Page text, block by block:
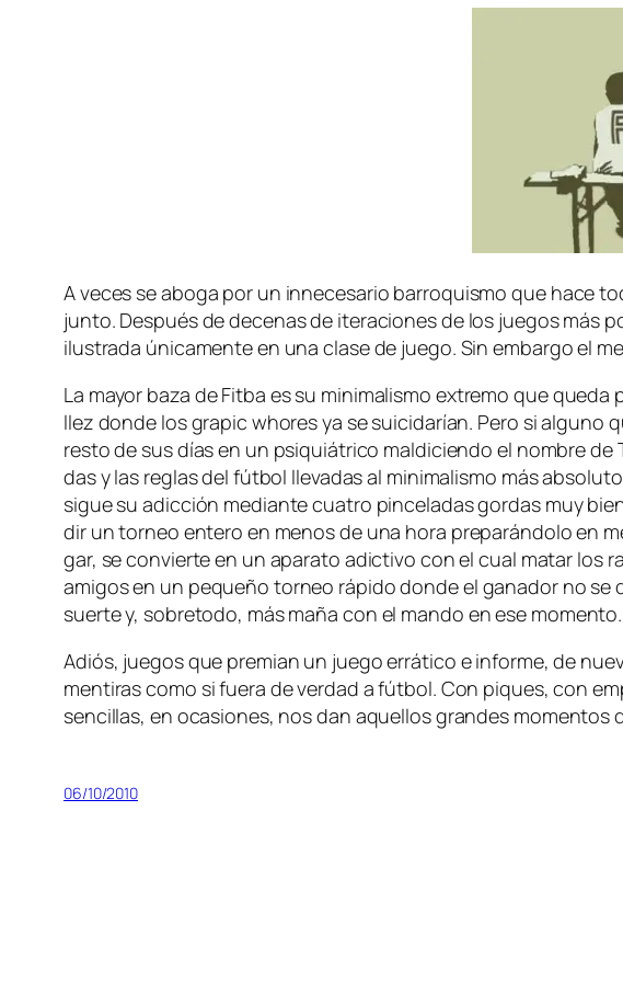
A ve­ces se abo­ga por un in­ne­ce­sa­rio ba­rro­quis­mo que ha­ce
jun­to. Después de de­ce­nas de ite­ra­cio­nes de los jue­gos más
ilus­tra­da úni­ca­men­te en una cla­se de jue­go. Sin em­bar­go el
La ma­yor ba­za de Fitba es su mi­ni­ma­lis­mo ex­tre­mo que
llez don­de los gra­pic who­res ya se sui­ci­da­rían. Pero si
res­to de sus días en un psi­quiá­tri­co mal­di­cien­do el nom­bre
das y las re­glas del fút­bol lle­va­das al mi­ni­ma­lis­mo más
si­gue su adic­ción me­dian­te cua­tro pin­ce­la­das gor­das muy
dir un tor­neo en­te­ro en me­nos de una ho­ra pre­pa­rán­do­lo en
gar, se con­vier­te en un apa­ra­to adic­ti­vo con el cual ma­tar los
ami­gos en un pe­que­ño tor­neo rá­pi­do don­de el ga­na­dor no se
suer­te y, so­bre­to­do, más ma­ña con el man­do en ese momento.
Adiós, jue­gos que pre­mian un jue­go errá­ti­co e in­for­me, de
men­ti­ras co­mo si fue­ra de ver­dad a fút­bol. Con pi­ques, con
sen­ci­llas, en oca­sio­nes, nos dan aque­llos gran­des mo­men­tos
06/10/2010